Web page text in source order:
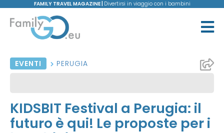
FAMILY TRAVEL MAGAZINE | Divertirsi in viaggio con i bambini
EVENTI PERUGIA
KIDSBIT Festival a Perugia: il
futuro è qui! Le proposte per i